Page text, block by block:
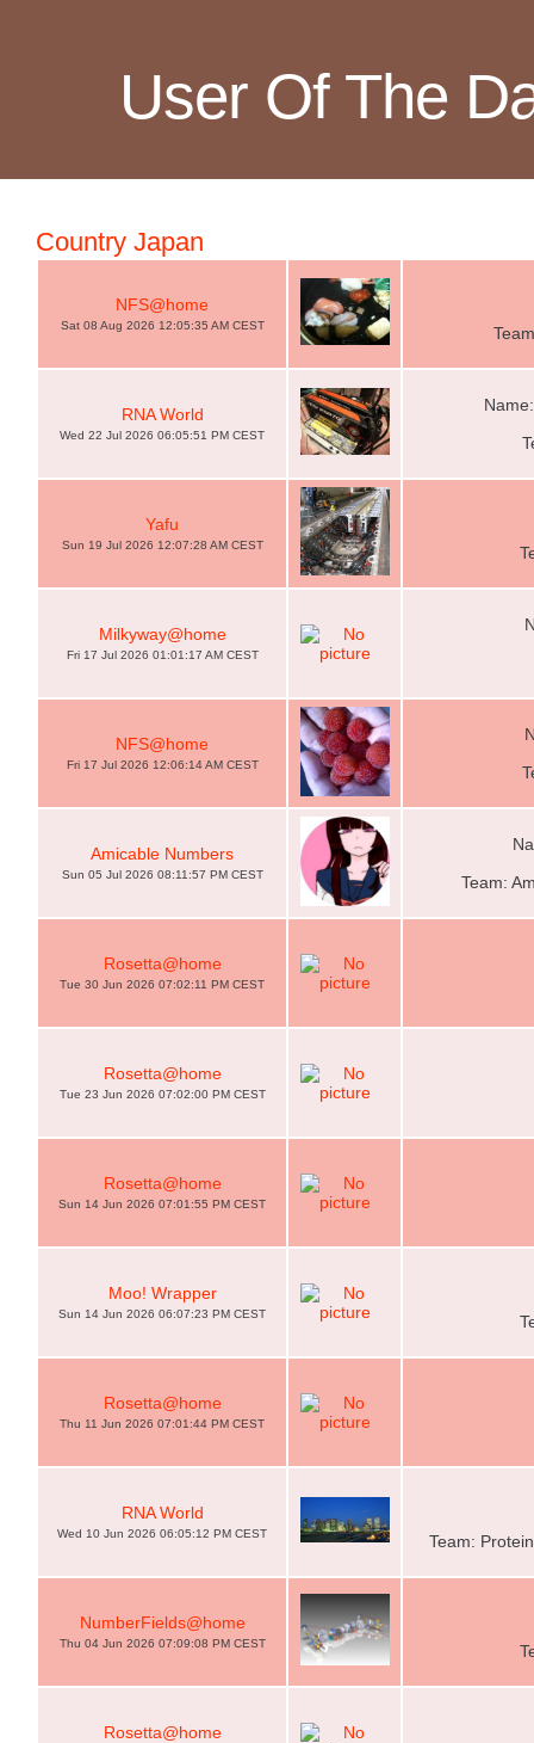
User Of The
Country Japan
NFS@home
Sat 08 Aug 2026 12:05:35 AM CEST
RNA World
Wed 22 Jul 2026 06:05:51 PM CEST
Yafu
Sun 19 Jul 2026 12:07:28 AM CEST
Milkyway@home
Fri 17 Jul 2026 01:01:17 AM CEST
NFS@home
Fri 17 Jul 2026 12:06:14 AM CEST
Amicable Numbers
Sun 05 Jul 2026 08:11:57 PM CEST
Team:
Rosetta@home
Tue 30 Jun 2026 07:02:11 PM CEST
Rosetta@home
Tue 23 Jun 2026 07:02:00 PM CEST
Rosetta@home
Sun 14 Jun 2026 07:01:55 PM CEST
Moo! Wrapper
Sun 14 Jun 2026 06:07:23 PM CEST
Rosetta@home
Thu 11 Jun 2026 07:01:44 PM CEST
RNA World
Wed 10 Jun 2026 06:05:12 PM CEST Team:
NumberFields@home
Thu 04 Jun 2026 07:09:08 PM CEST
Rosetta@home